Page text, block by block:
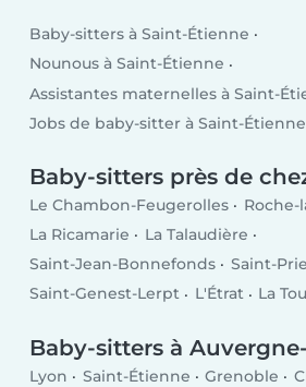
Baby-sitters à Saint-Étienne
Nounous à Saint-Étienne
Assistantes maternelles à Saint-
Jobs de baby-sitter à Saint-Étienne
Baby-sitters près de
Le Chambon-Feugerolles Roche-
La Ricamarie
La Talaudière
Saint-Jean-Bonnefonds
Saint-
Saint-Genest-Lerpt
L'Étrat La
Baby-sitters à
Lyon Saint-Étienne Grenoble